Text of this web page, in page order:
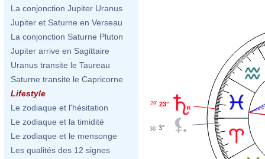
La conjonction Jupiter Uranus
Jupiter et Saturne en Verseau
La conjonction Saturne Pluton
Jupiter arrive en Sagittaire
Uranus transite le Taureau
Saturne transite le Capricorne
Lifestyle
Le zodiaque et l'hésitation
Le zodiaque et la timidité
Le zodiaque et le mensonge
Les qualités des 12 signes
23°
29'
3°
36'